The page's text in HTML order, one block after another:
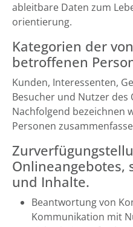
ableitbare Daten zum
orientierung.
Kategorien der
betroffenen
Kunden, Interessenten,
Besucher und Nutzer des
Nachfolgend bezeichnen
Personen
Onlineangebotes,
und Inhalte.
Beantwortung von
Kommunikation mit